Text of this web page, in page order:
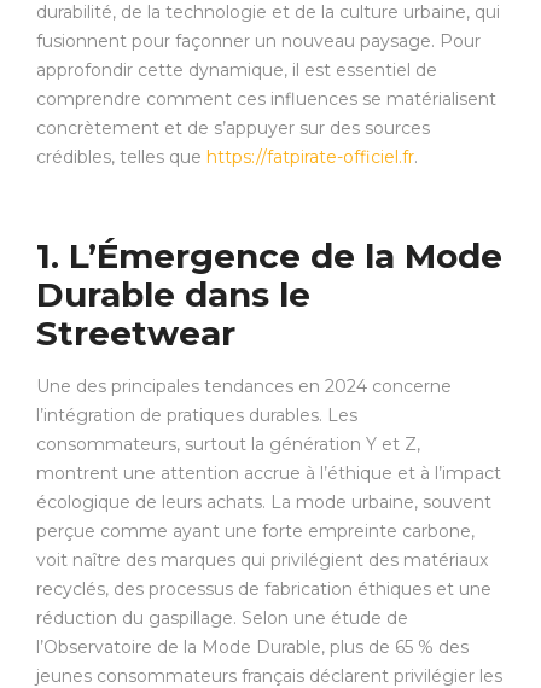
durabilité, de la technologie et de la culture urbaine, qui
fusionnent pour façonner un nouveau paysage. Pour
approfondir cette dynamique, il est essentiel de
comprendre comment ces influences se matérialisent
concrètement et de s’appuyer sur des sources
crédibles, telles que https://fatpirate-officiel.fr.
1. L’Émergence de la Mode
Durable dans le
Streetwear
Une des principales tendances en 2024 concerne
l’intégration de pratiques durables. Les
consommateurs, surtout la génération Y et Z,
montrent une attention accrue à l’éthique et à l’impact
écologique de leurs achats. La mode urbaine, souvent
perçue comme ayant une forte empreinte carbone,
voit naître des marques qui privilégient des matériaux
recyclés, des processus de fabrication éthiques et une
réduction du gaspillage. Selon une étude de
l’Observatoire de la Mode Durable, plus de 65 % des
jeunes consommateurs français déclarent privilégier les